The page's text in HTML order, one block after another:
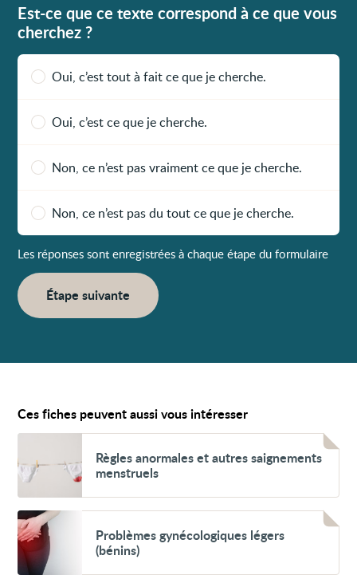
Est-ce que ce texte correspond à ce que vous
cherchez ?
Oui, c’est tout à fait ce que je cherche.
Oui, c’est ce que je cherche.
Non, ce n’est pas vraiment ce que je cherche.
Non, ce n’est pas du tout ce que je cherche.
Les réponses sont enregistrées à chaque étape du formulaire
Étape suivante
Ces fiches peuvent aussi vous intéresser
anormales
et
menstruels
Règles anormales et autres saignements
menstruels
Voir
Problèmes
gynécologiques
légers
(bénins)
Problèmes gynécologiques légers
(bénins)